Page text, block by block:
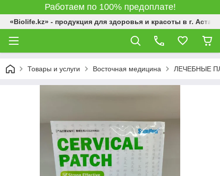
Работаем по 100% предоплате!
«Biolife.kz» - продукция для здоровья и красоты в г. Астана
Товары и услуги Восточная медицина ЛЕЧЕБНЫЕ